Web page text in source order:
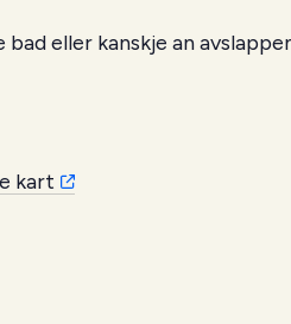
eller kanskje an
kart